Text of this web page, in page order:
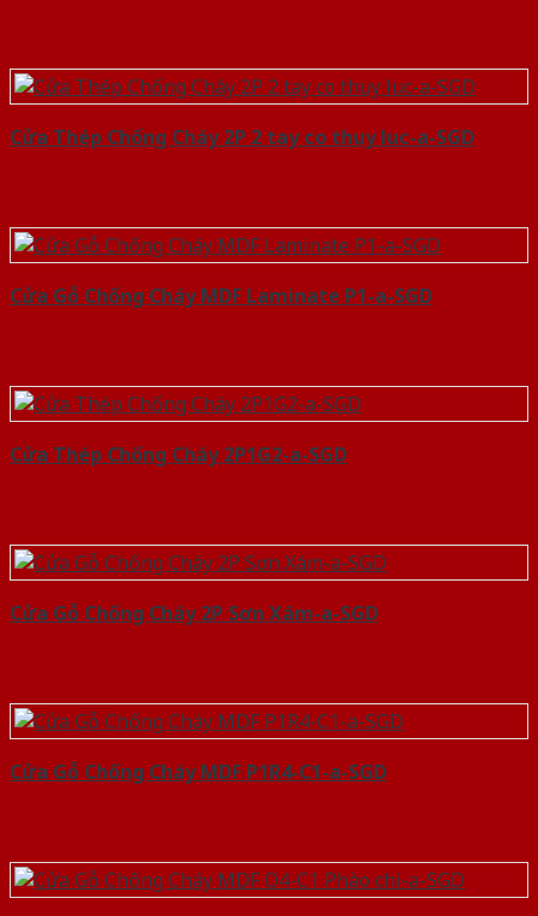
Cửa Thép Chống Cháy 2P 2 tay co thuy luc-a-SGD
Cửa Gỗ Chống Cháy MDF Laminate P1-a-SGD
Cửa Thép Chống Cháy 2P1G2-a-SGD
Cửa Gỗ Chống Cháy 2P Sơn Xám-a-SGD
Cửa Gỗ Chống Cháy MDF P1R4-C1-a-SGD